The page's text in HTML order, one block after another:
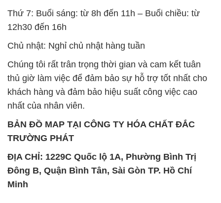
Thứ 7: Buổi sáng: từ 8h đến 11h – Buổi chiều: từ
12h30 đến 16h
Chủ nhật: Nghỉ chủ nhật hàng tuần
Chúng tôi rất trân trọng thời gian và cam kết tuân
thủ giờ làm việc để đảm bảo sự hỗ trợ tốt nhất cho
khách hàng và đảm bảo hiệu suất công việc cao
nhất của nhân viên.
BẢN ĐỒ MAP TẠI CÔNG TY HÓA CHẤT ĐẮC
TRƯỜNG PHÁT
ĐỊA CHỈ: 1229C Quốc lộ 1A, Phường Bình Trị
Đông B, Quận Bình Tân, Sài Gòn TP. Hồ Chí
Minh